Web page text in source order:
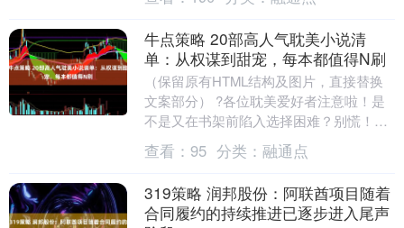
牛点策略 20部高人气耽美小说清
单：从权谋到甜宠，每本都值得N刷
（保留原有HTML结构及图片，直接替换
文案部分） ?各位耽美爱好者注意啦！是
不是又在书架前陷入选择困难？别慌！你
的专属安利机已上线！耽美宇宙里既有让
人心跳破表的....
查看： 95 分类： 融通点
319策略 润邦股份：阿联酋项目随着
合同履约的持续推进已逐步进入尾声